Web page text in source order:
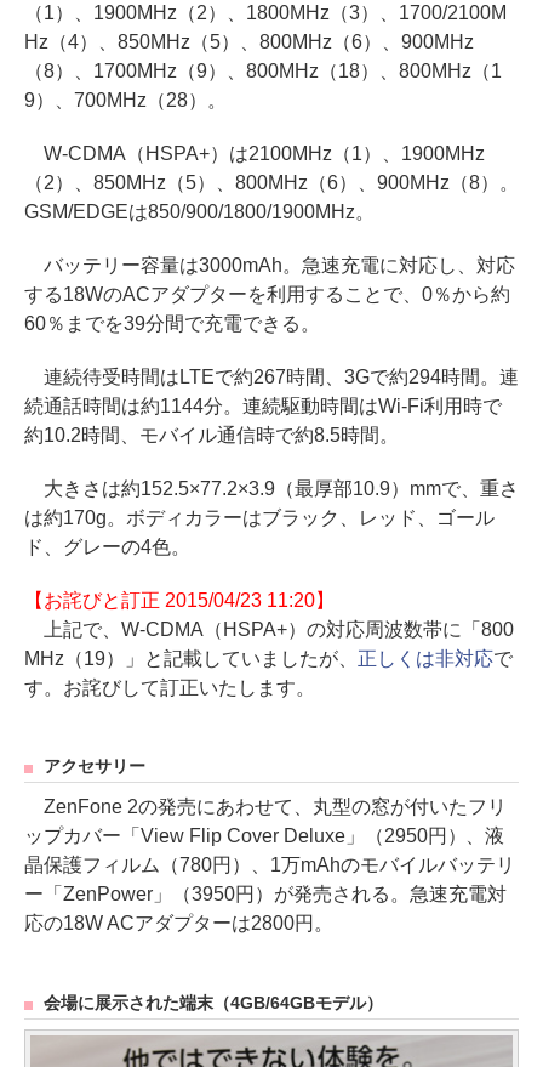
（1）、1900MHz（2）、1800MHz（3）、1700/2100M
Hz（4）、850MHz（5）、800MHz（6）、900MHz
（8）、1700MHz（9）、800MHz（18）、800MHz（1
9）、700MHz（28）。
W-CDMA（HSPA+）は2100MHz（1）、1900MHz
（2）、850MHz（5）、800MHz（6）、900MHz（8）。
GSM/EDGEは850/900/1800/1900MHz。
バッテリー容量は3000mAh。急速充電に対応し、対応
する18WのACアダプターを利用することで、0％から約
60％までを39分間で充電できる。
連続待受時間はLTEで約267時間、3Gで約294時間。連
続通話時間は約1144分。連続駆動時間はWi-Fi利用時で
約10.2時間、モバイル通信時で約8.5時間。
大きさは約152.5×77.2×3.9（最厚部10.9）mmで、重さ
は約170g。ボディカラーはブラック、レッド、ゴール
ド、グレーの4色。
【お詫びと訂正 2015/04/23 11:20】
上記で、W-CDMA（HSPA+）の対応周波数帯に「800
MHz（19）」と記載していましたが、 正しくは非対応で
す。お詫びして訂正いたします。
アクセサリー
ZenFone 2の発売にあわせて、丸型の窓が付いたフリ
ップカバー「View Flip Cover Deluxe」（2950円）、液
晶保護フィルム（780円）、1万mAhのモバイルバッテリ
ー「ZenPower」（3950円）が発売される。急速充電対
応の18W ACアダプターは2800円。
会場に展示された端末（4GB/64GBモデル）